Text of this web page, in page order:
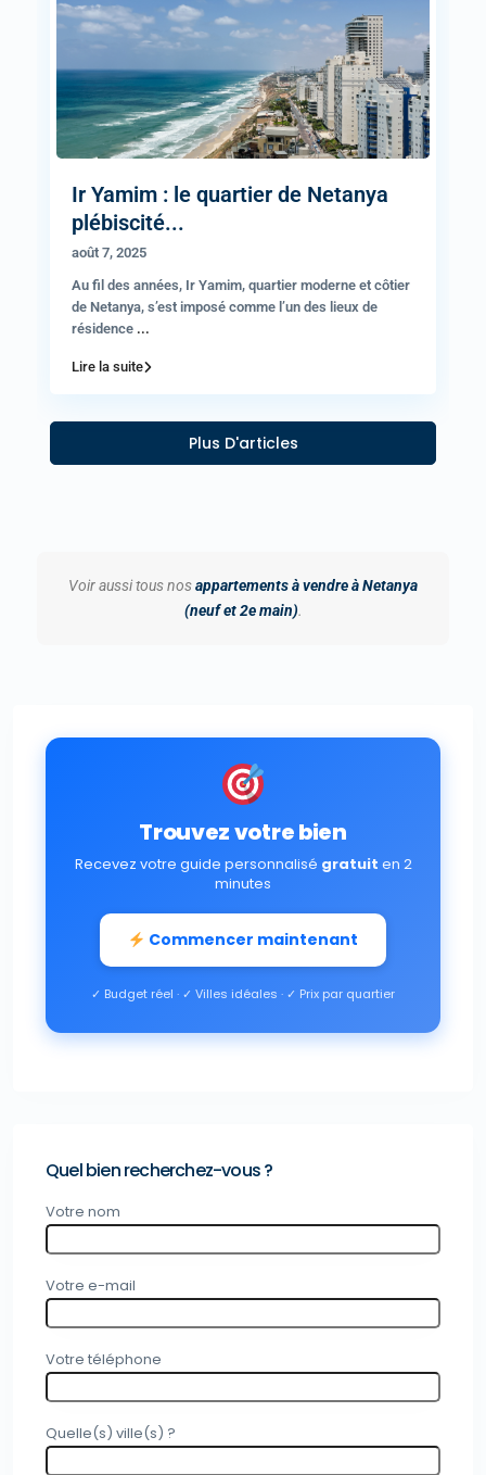
Ir Yamim : le quartier de Netanya
plébiscité...
août 7, 2025
Au fil des années, Ir Yamim, quartier moderne et côtier
de Netanya, s’est imposé comme l’un des lieux de
résidence ...
Lire la suite
Plus D'articles
Voir aussi tous nosappartements à vendre à Netanya
(neuf et 2e main).
Trouvez votre bien
Recevez votre guide personnalisé gratuit en 2
minutes
Commencer maintenant
✓ Budget réel · ✓ Villes idéales · ✓ Prix par quartier
Quel bien recherchez-vous ?
Votre nom
Votre e-mail
Votre téléphone
Quelle(s) ville(s) ?